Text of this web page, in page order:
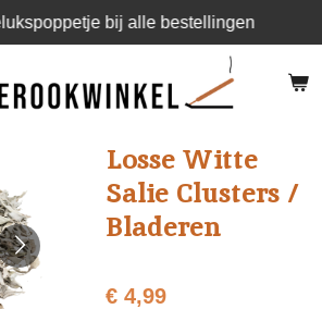
bij alle bestellingen
Losse Witte
Salie Clusters /
Bladeren
€ 4,99